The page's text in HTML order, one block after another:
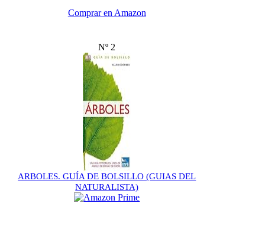
Comprar en Amazon
Nº 2
ARBOLES. GUÍA DE BOLSILLO (GUIAS DEL
NATURALISTA)